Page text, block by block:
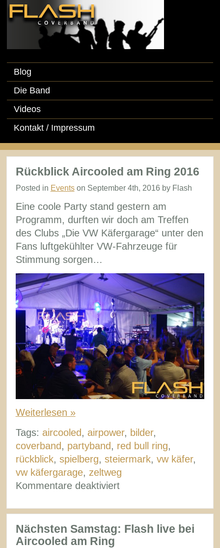
Blog
Die Band
Videos
Kontakt / Impressum
Rückblick Aircooled am Ring 2016
Posted in Eventson September 4th, 2016 by Flash
Eine coole Party stand gestern am
Programm, durften wir doch am Treffen
des Clubs „Die VW Käfergarage“ unter den
Fans luftgekühlter VW-Fahrzeuge für
Stimmung sorgen…
Weiterlesen »
Tags: aircooled , airpower, bilder,
coverband , partyband , red bull ring,
rückblick, spielberg, steiermark, vw käfer,
vw käfergarage, zeltweg
Kommentare deaktiviertfür
Aircooled
am
Nächsten Samstag: Flash live bei
Aircooled am Ring